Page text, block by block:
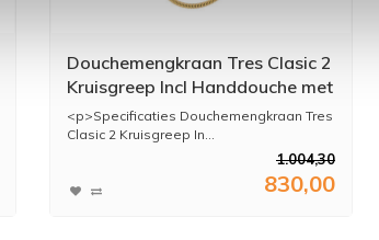
Douchemengkraan Tres Clasic 2
Kruisgreep Incl Handdouche met
Steun Goud
<p>Specificaties Douchemengkraan Tres
Clasic 2 Kruisgreep In...
1.004,30
830,00